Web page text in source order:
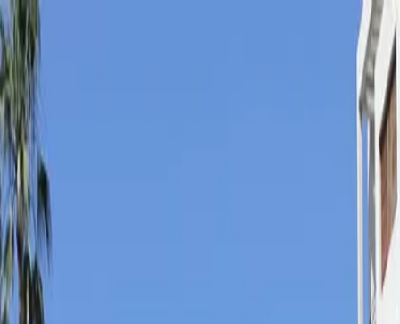
Agenda
Servicios
Intranet
Baile de los "Contrabandistas"
Sábado, 22 de agosto de 2026 · 11:00 h